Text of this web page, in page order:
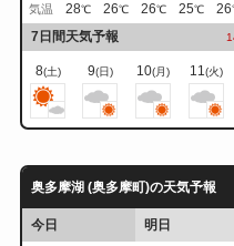
気温 28℃ 26℃ 26℃ 25℃ 26
7日間天気予報
8(土) 9(日) 10(月) 11(火)
奥多摩湖 (奥多摩町)の天気予報
今日
明日